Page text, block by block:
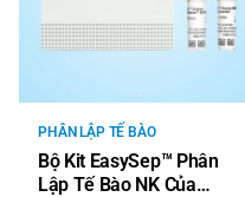
PHÂN LẬP TẾ BÀO
Bộ Kit EasySep™ Phân
Lập Tế Bào NK Của